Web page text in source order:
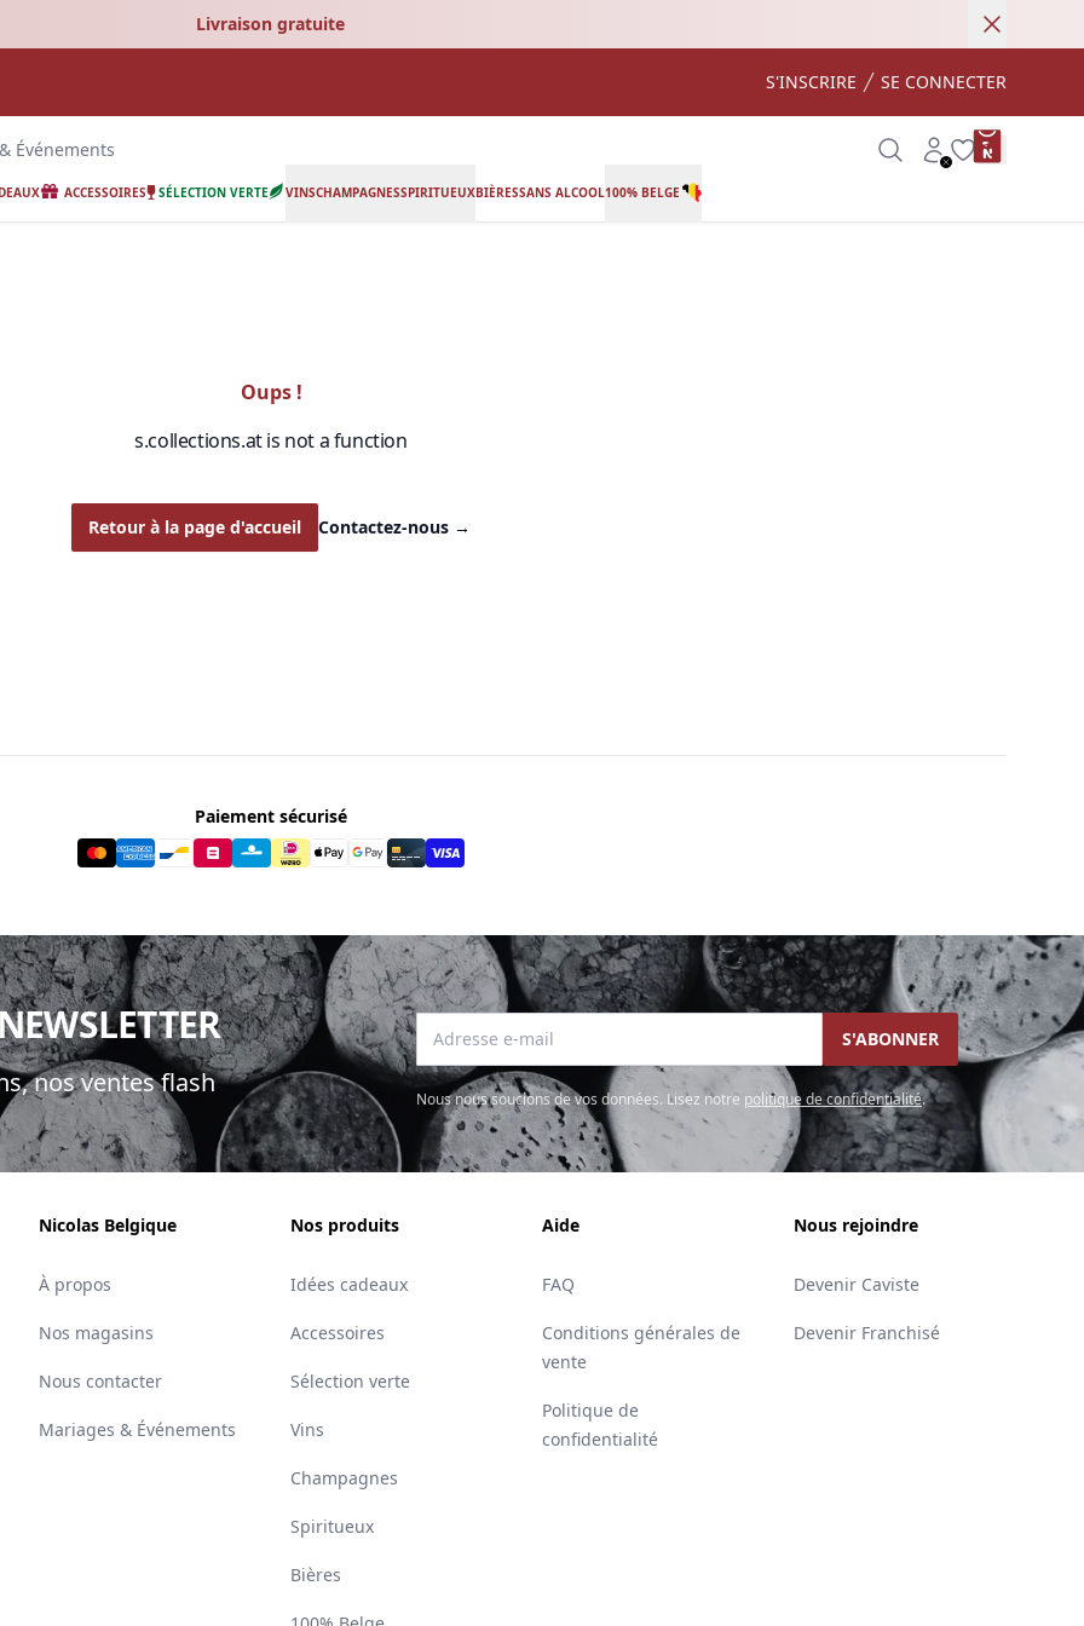
Livraison gratuite Annuler
S'INSCRIRE SE CONNECTER
Événements SearchAccount
Wishlistproduct
ACCESSOIRES SÉLECTION VERTE VINSCHAMPAGNESSPIRITUEUXBIÈRESSANS ALCOOL100% BELGE
Oups !
s.collections.at is not a function
Retour à la page d'accueil Contactez-nous →
Paiement sécurisé
nos ventes flash
Adresse e-mail S'ABONNER
Nous nous soucions de vos données. Lisez notre politique de confidentialité.
Nicolas Belgique
À propos
Nos magasins
Nous contacter
Mariages & Événements
Nos produits
Idées cadeaux
Accessoires
Sélection verte
Vins
Champagnes
Spiritueux
Bières
Aide
FAQ
Conditions générales de
vente
Politique de
confidentialité
Nous rejoindre
Devenir Caviste
Devenir Franchisé